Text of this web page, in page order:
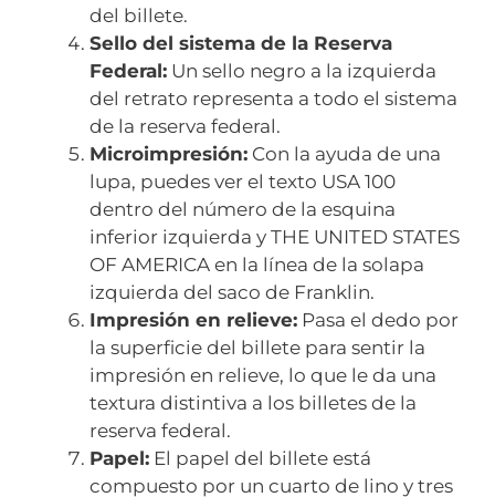
del billete.
Sello del sistema de la Reserva
Federal: Un sello negro a la izquierda
del retrato representa a todo el sistema
de la reserva federal.
Microimpresión: Con la ayuda de una
lupa, puedes ver el texto USA 100
dentro del número de la esquina
inferior izquierda y THE UNITED STATES
OF AMERICA en la línea de la solapa
izquierda del saco de Franklin.
Impresión en relieve: Pasa el dedo por
la superficie del billete para sentir la
impresión en relieve, lo que le da una
textura distintiva a los billetes de la
reserva federal.
Papel: El papel del billete está
compuesto por un cuarto de lino y tres